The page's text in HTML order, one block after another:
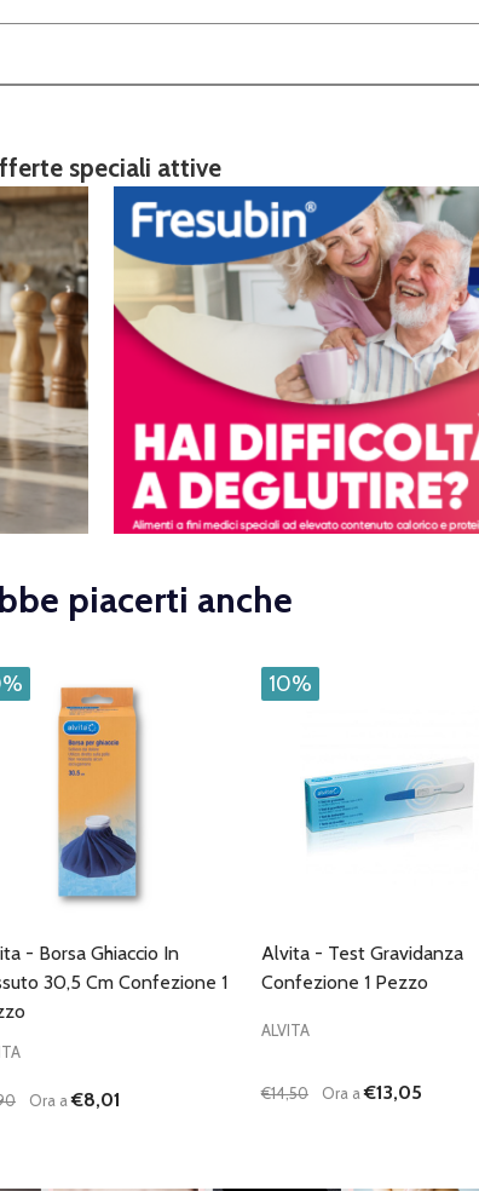
speciali attive
piacerti anche
- Borsa Ghiaccio In
30,5 Cm Confezione 1
Ora a€8,01
10%
Alvita - Test Gravidanza
Confezione 1 Pezzo
ALVITA
€14,50 Ora a€13,05